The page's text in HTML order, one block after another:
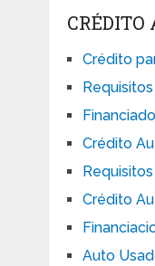
CRÉDITO
Crédito
Crédito
Crédito
Auto